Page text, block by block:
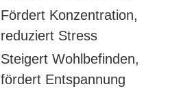
Fördert Konzentration,
reduziert Stress
Steigert Wohlbefinden,
fördert Entspannung